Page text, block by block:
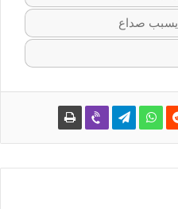
يسبب صداع